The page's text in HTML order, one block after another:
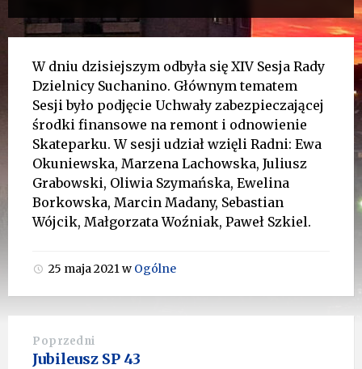
W dniu dzisiejszym odbyła się XIV Sesja Rady
Dzielnicy Suchanino. Głównym tematem
Sesji było podjęcie Uchwały zabezpieczającej
środki finansowe na remont i odnowienie
Skateparku. W sesji udział wzięli Radni: Ewa
Okuniewska, Marzena Lachowska, Juliusz
Grabowski, Oliwia Szymańska, Ewelina
Borkowska, Marcin Madany, Sebastian
Wójcik, Małgorzata Woźniak, Paweł Szkiel.
25 maja 2021w Ogólne
Poprzedni
Jubileusz SP 43